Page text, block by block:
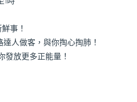
事！
人做客，與你掏心掏肺！
發放更多正能量！